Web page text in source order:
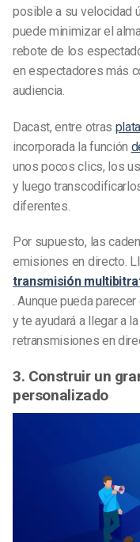
posible a su velocidad
puede minimizar el
rebote de los
en espectadores más
audiencia.
Dacast, entre otras
incorporada la función
unos pocos clics, los
y luego
diferentes.
Por supuesto, las
emisiones en directo.
transmisión
. Aunque pueda
y te ayudará a llegar a
retransmisiones en
3. Construir un
personalizado